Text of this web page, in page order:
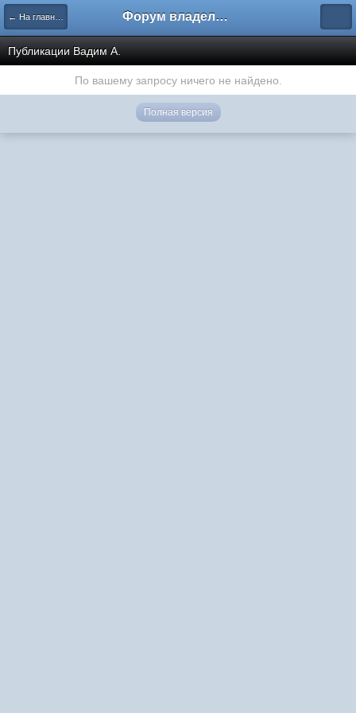
← На главную Форум владельцев интернет-магазинов
Публикации Вадим А.
По вашему запросу ничего не найдено.
Полная версия